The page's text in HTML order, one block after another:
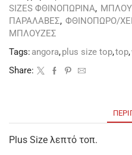
SIZES ΦΘΙΝΟΠΩΡΙΝΑ,
ΠΑΡΑΛΑΒΕΣ, ΦΘΙΝΟΠΩΡΟ/
ΜΠΛΟΥΖΕΣ
Tags: angora,plus size top,top,
Share:
Plus Size λεπτό τοπ.